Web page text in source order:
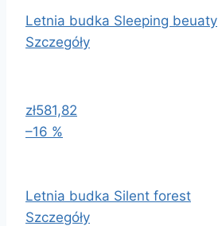
Letnia budka Sleeping beuaty
Szczegóły
zł581,82
–16 %
Letnia budka Silent forest
Szczegóły